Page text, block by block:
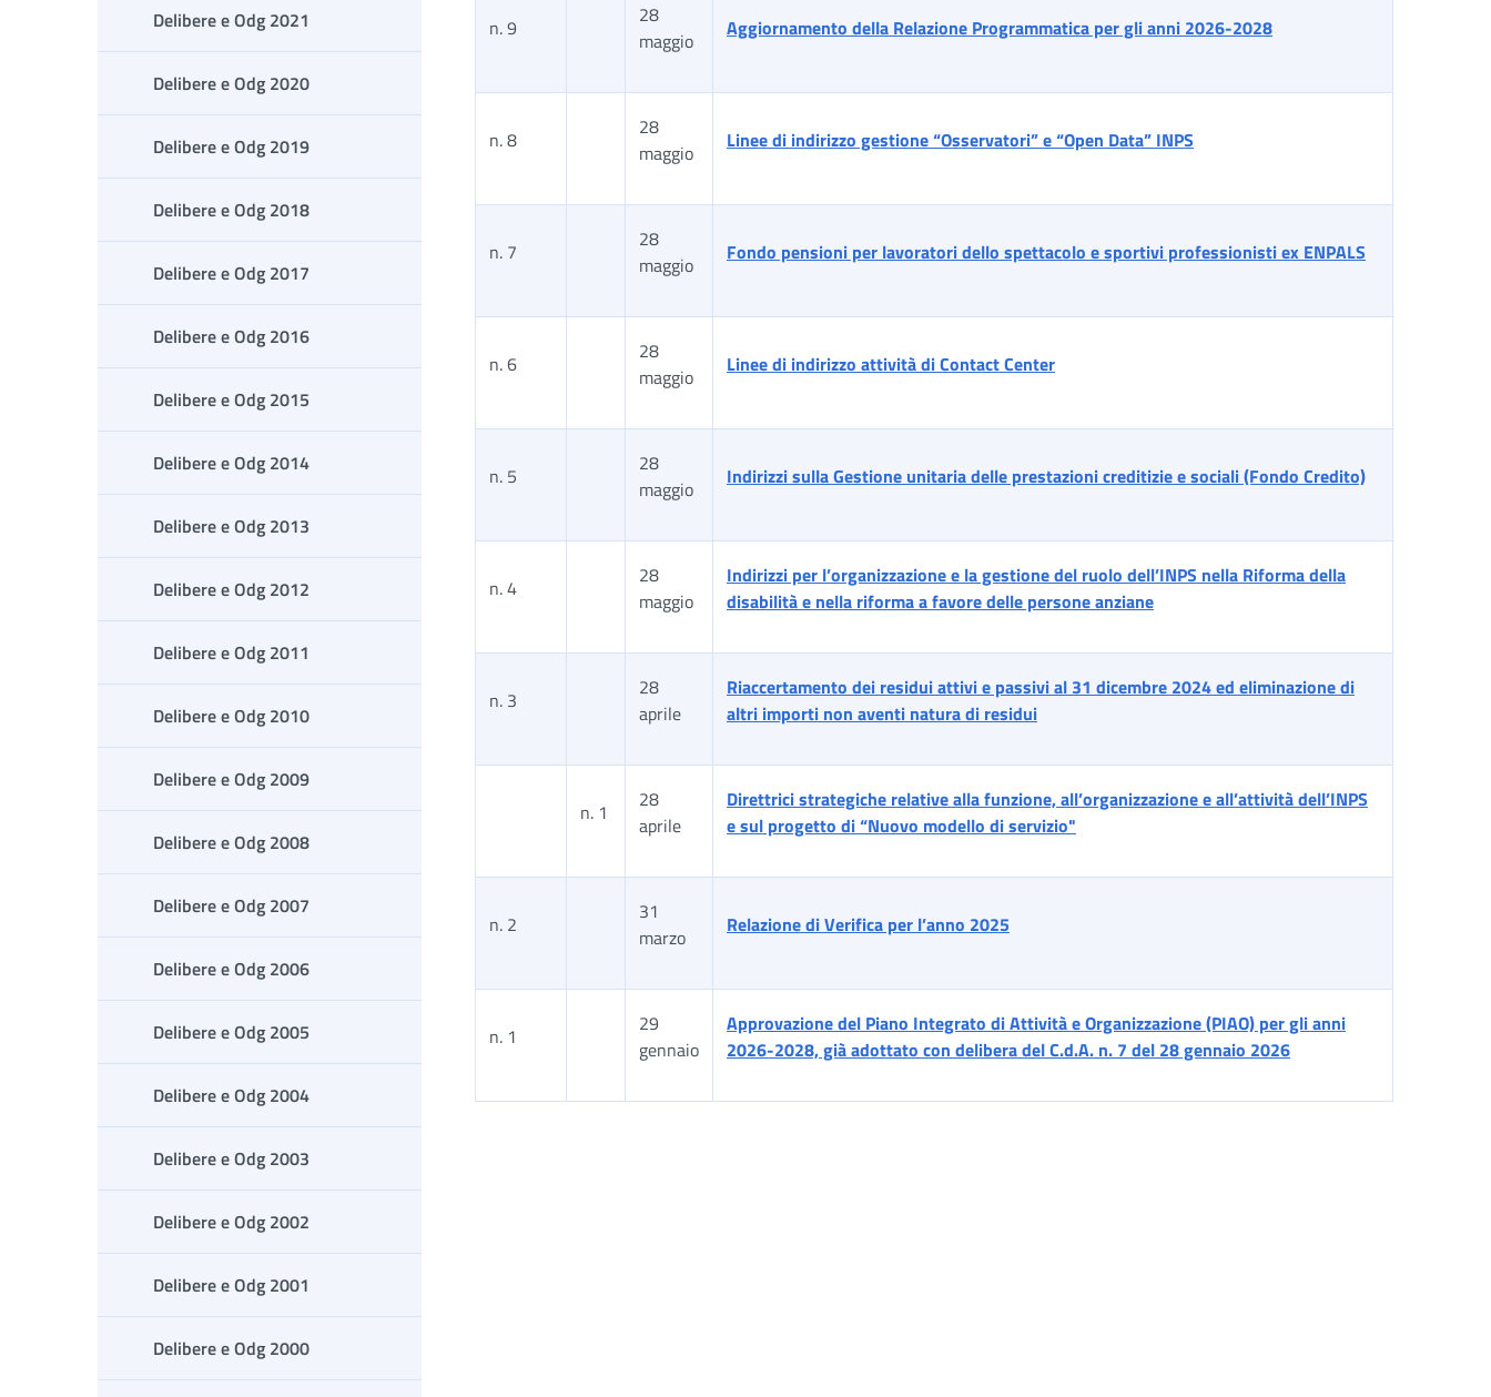
Delibere e Odg 2021
Delibere e Odg 2020
Delibere e Odg 2019
Delibere e Odg 2018
Delibere e Odg 2017
Delibere e Odg 2016
Delibere e Odg 2015
Delibere e Odg 2014
Delibere e Odg 2013
Delibere e Odg 2012
Delibere e Odg 2011
Delibere e Odg 2010
Delibere e Odg 2009
Delibere e Odg 2008
Delibere e Odg 2007
Delibere e Odg 2006
Delibere e Odg 2005
Delibere e Odg 2004
Delibere e Odg 2003
Delibere e Odg 2002
Delibere e Odg 2001
Delibere e Odg 2000
n. 9
28
maggio
Aggiornamento della Relazione Programmatica per gli anni 2026-2028
n. 8
28
maggio
Linee di indirizzo gestione “Osservatori” e “Open Data” INPS
n. 7
28
maggio
Fondo pensioni per lavoratori dello spettacolo e sportivi professionisti ex ENPALS
n. 6
28
maggio
Linee di indirizzo attività di Contact Center
n. 5
28
maggio
Indirizzi sulla Gestione unitaria delle prestazioni creditizie e sociali (Fondo Credito)
n. 4
28
maggio
Indirizzi per l’organizzazione e la gestione del ruolo dell’INPS nella Riforma della
disabilità e nella riforma a favore delle persone anziane
n. 3
28
aprile
Riaccertamento dei residui attivi e passivi al 31 dicembre 2024 ed eliminazione di
altri importi non aventi natura di residui
n. 1
28
aprile
Direttrici strategiche relative alla funzione, all’organizzazione e all’attività dell’INPS
e sul progetto di “Nuovo modello di servizio"
n. 2
31
marzo
Relazione di Verifica per l’anno 2025
n. 1
29
gennaio
Approvazione del Piano Integrato di Attività e Organizzazione (PIAO) per gli anni
2026-2028, già adottato con delibera del C.d.A. n. 7 del 28 gennaio 2026